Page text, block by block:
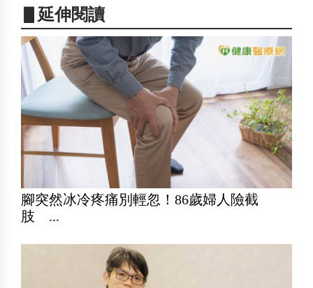
▋延伸閱讀
腳突然冰冷疼痛別輕忽！86歲婦人險截
肢 ...